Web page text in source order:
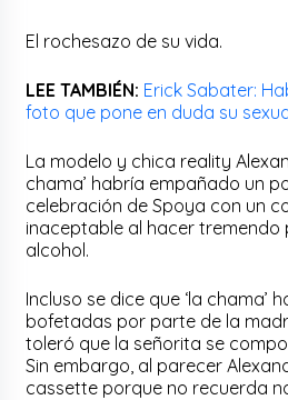
El rochesazo de su vida.
LEE TAMBIÉN: Erick Sabater:
foto que pone en duda su
La modelo y chica reality
chama’ habría empañado un
celebración de Spoya con un
inaceptable al hacer tremendo
alcohol.
Incluso se dice que ‘la chama’
bofetadas por parte de la
toleró que la señorita se
Sin embargo, al parecer
cassette porque no recuerda